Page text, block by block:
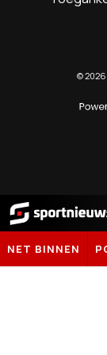
©2026
Sportnieuws.nl
NET BINNEN